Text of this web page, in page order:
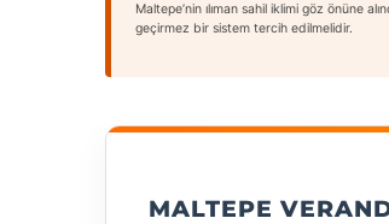
Maltepe’nin ılıman sahil iklimi göz önüne
geçirmez bir sistem tercih edilmelidir.
MALTEPE